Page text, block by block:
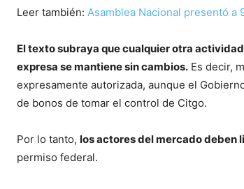
Leer también: Asamblea Nacional presentó a
El texto subraya que cualquier otra
expresa se mantiene sin cambios. Es decir,
expresamente autorizada, aunque el
de bonos de tomar el control de Citgo.
Por lo tanto, los actores del mercado deben
permiso federal.